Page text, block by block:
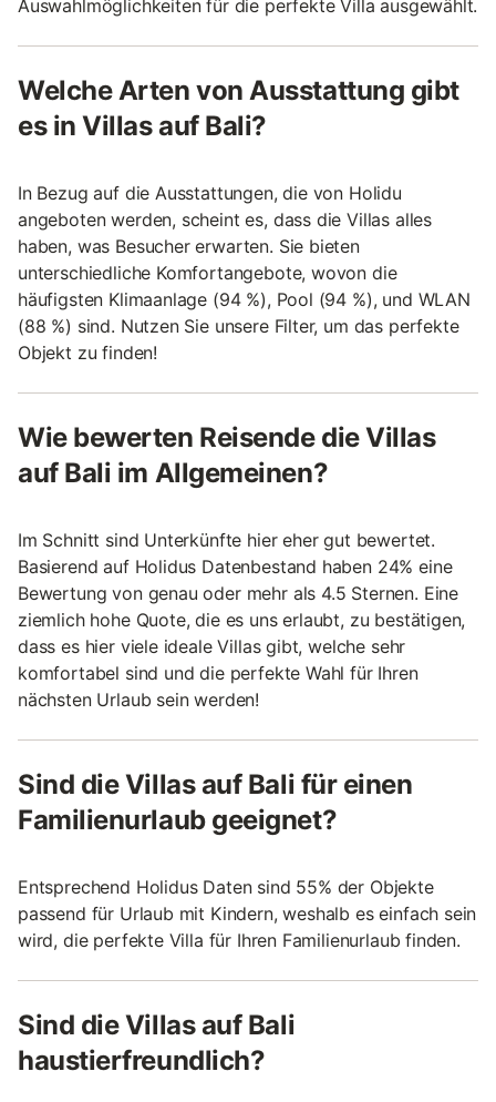
Auswahlmöglichkeiten für die perfekte Villa ausgewählt.
Welche Arten von Ausstattung gibt
es in Villas auf Bali?
In Bezug auf die Ausstattungen, die von Holidu
angeboten werden, scheint es, dass die Villas alles
haben, was Besucher erwarten. Sie bieten
unterschiedliche Komfortangebote, wovon die
häufigsten Klimaanlage (94 %), Pool (94 %), und WLAN
(88 %) sind. Nutzen Sie unsere Filter, um das perfekte
Objekt zu finden!
Wie bewerten Reisende die Villas
auf Bali im Allgemeinen?
Im Schnitt sind Unterkünfte hier eher gut bewertet.
Basierend auf Holidus Datenbestand haben 24% eine
Bewertung von genau oder mehr als 4.5 Sternen. Eine
ziemlich hohe Quote, die es uns erlaubt, zu bestätigen,
dass es hier viele ideale Villas gibt, welche sehr
komfortabel sind und die perfekte Wahl für Ihren
nächsten Urlaub sein werden!
Sind die Villas auf Bali für einen
Familienurlaub geeignet?
Entsprechend Holidus Daten sind 55% der Objekte
passend für Urlaub mit Kindern, weshalb es einfach sein
wird, die perfekte Villa für Ihren Familienurlaub finden.
Sind die Villas auf Bali
haustierfreundlich?